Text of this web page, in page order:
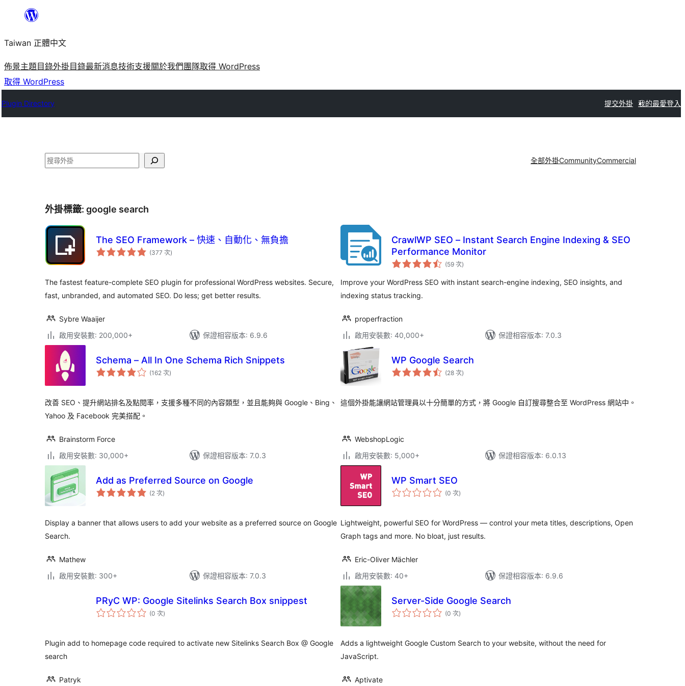
主
要
內
容
Taiwan 正體中文
佈景主題目錄外掛目錄最新消息技術支援關於我們 團隊取得 WordPress
取得 WordPress
Plugin Directory 提交外掛 我的最愛登入
搜
全部外掛CommunityCommercial
外掛標籤: google search
The SEO Framework – 快速、自動化、無負擔
(377 次評
分)
The fastest feature-complete SEO plugin for professional WordPress websites. Secure,
fast, unbranded, and automated SEO. Do less; get better results.
Sybre Waaijer
啟用安裝數: 200,000+
保證相容版本: 6.9.6
CrawlWP SEO – Instant Search Engine Indexing & SEO
Performance Monitor
(59 次評
分
數
)
Improve your WordPress SEO with instant search-engine indexing, SEO insights, and
indexing status tracking.
properfraction
啟用安裝數: 40,000+
保證相容版本: 7.0.3
Schema – All In One Schema Rich Snippets
(162 次評
分)
改善 SEO、提升網站排名及點閱率，支援多種不同的內容類型，並且能夠與 Google、Bing、
Yahoo 及 Facebook 完美搭配。
Brainstorm Force
啟用安裝數: 30,000+
保證相容版本: 7.0.3
WP Google Search
(28 次評
分)
這個外掛能讓網站管理員以十分簡單的方式，將 Google 自訂搜尋整合至 WordPress 網站中。
WebshopLogic
啟用安裝數: 5,000+
保證相容版本: 6.0.13
Add as Preferred Source on Google
(2 次評
分)
Display a banner that allows users to add your website as a preferred source on Google
Search.
Mathew
啟用安裝數: 300+
保證相容版本: 7.0.3
WP Smart SEO
(0 次評
分)
Lightweight, powerful SEO for WordPress — control your meta titles, descriptions, Open
Graph tags and more. No bloat, just results.
Eric-Oliver Mächler
啟用安裝數: 40+
保證相容版本: 6.9.6
PRyC WP: Google Sitelinks Search Box snippest
(0 次評
分)
Plugin add to homepage code required to activate new Sitelinks Search Box @ Google
search
Patryk
Server-Side Google Search
(0 次評
分)
Adds a lightweight Google Custom Search to your website, without the need for
JavaScript.
Aptivate